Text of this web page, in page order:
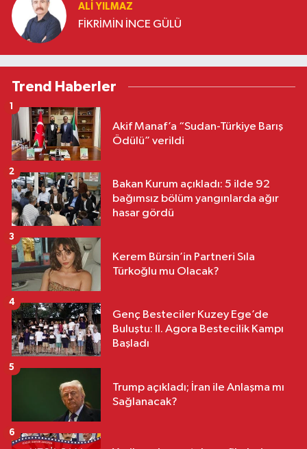
ALI YILMAZ
FİKRİMİN İNCE GÜLÜ
Trend Haberler
Akif Manaf’a “Sudan-Türkiye Barış
Ödülü” verildi
1
Bakan Kurum açıkladı: 5 ilde 92
bağımsız bölüm yangınlarda ağır
hasar gördü
2
Kerem Bürsin’in Partneri Sıla
Türkoğlu mu Olacak?
3
Genç Besteciler Kuzey Ege’de
Buluştu: II. Agora Bestecilik Kampı
Başladı
4
Trump açıkladı; İran ile Anlaşma mı
Sağlanacak?
5
6